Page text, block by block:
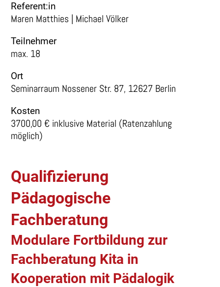
Qualifizierung
Pädagogische
Fachberatung
Modulare Fortbildung zur
Fachberatung Kita in
Kooperation mit Pädalogik
Referent:in
Maren Matthies | Michael Völker
Teilnehmer
max. 18
Ort
Seminarraum Nossener Str. 87, 12627 Berlin
Kosten
3700,00 € inklusive Material (Ratenzahlung
möglich)